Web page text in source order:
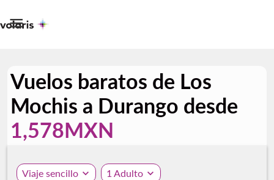

Vuelos baratos de Los
Mochis a Durango desde
1,578MXN
Viaje sencillo expand_more 1 Adulto expand_more